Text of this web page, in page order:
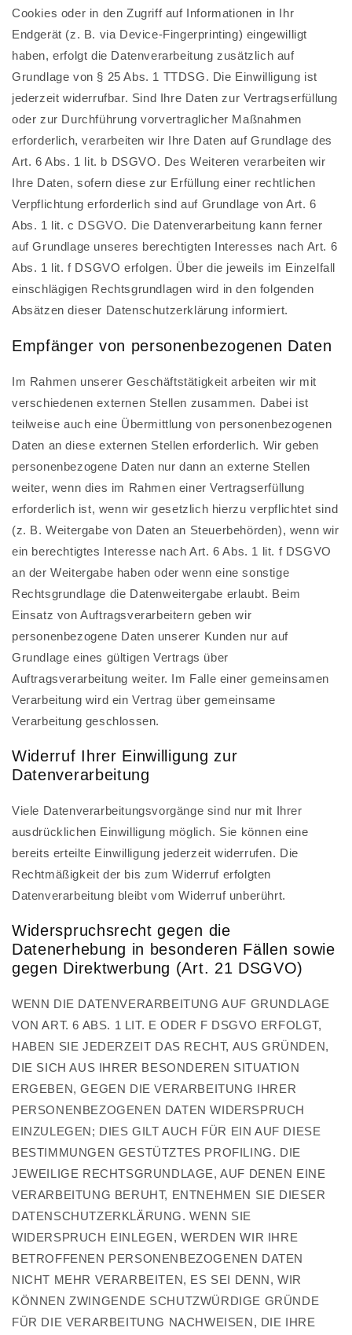
Cookies oder in den Zugriff auf Informationen in Ihr
Endgerät (z. B. via Device-Fingerprinting) eingewilligt
haben, erfolgt die Datenverarbeitung zusätzlich auf
Grundlage von § 25 Abs. 1 TTDSG. Die Einwilligung ist
jederzeit widerrufbar. Sind Ihre Daten zur Vertragserfüllung
oder zur Durchführung vorvertraglicher Maßnahmen
erforderlich, verarbeiten wir Ihre Daten auf Grundlage des
Art. 6 Abs. 1 lit. b DSGVO. Des Weiteren verarbeiten wir
Ihre Daten, sofern diese zur Erfüllung einer rechtlichen
Verpflichtung erforderlich sind auf Grundlage von Art. 6
Abs. 1 lit. c DSGVO. Die Datenverarbeitung kann ferner
auf Grundlage unseres berechtigten Interesses nach Art. 6
Abs. 1 lit. f DSGVO erfolgen. Über die jeweils im Einzelfall
einschlägigen Rechtsgrundlagen wird in den folgenden
Absätzen dieser Datenschutzerklärung informiert.
Empfänger von personenbezogenen Daten
Im Rahmen unserer Geschäftstätigkeit arbeiten wir mit
verschiedenen externen Stellen zusammen. Dabei ist
teilweise auch eine Übermittlung von personenbezogenen
Daten an diese externen Stellen erforderlich. Wir geben
personenbezogene Daten nur dann an externe Stellen
weiter, wenn dies im Rahmen einer Vertragserfüllung
erforderlich ist, wenn wir gesetzlich hierzu verpflichtet sind
(z. B. Weitergabe von Daten an Steuerbehörden), wenn wir
ein berechtigtes Interesse nach Art. 6 Abs. 1 lit. f DSGVO
an der Weitergabe haben oder wenn eine sonstige
Rechtsgrundlage die Datenweitergabe erlaubt. Beim
Einsatz von Auftragsverarbeitern geben wir
personenbezogene Daten unserer Kunden nur auf
Grundlage eines gültigen Vertrags über
Auftragsverarbeitung weiter. Im Falle einer gemeinsamen
Verarbeitung wird ein Vertrag über gemeinsame
Verarbeitung geschlossen.
Widerruf Ihrer Einwilligung zur
Datenverarbeitung
Viele Datenverarbeitungsvorgänge sind nur mit Ihrer
ausdrücklichen Einwilligung möglich. Sie können eine
bereits erteilte Einwilligung jederzeit widerrufen. Die
Rechtmäßigkeit der bis zum Widerruf erfolgten
Datenverarbeitung bleibt vom Widerruf unberührt.
Widerspruchsrecht gegen die
Datenerhebung in besonderen Fällen sowie
gegen Direktwerbung (Art. 21 DSGVO)
WENN DIE DATENVERARBEITUNG AUF GRUNDLAGE
VON ART. 6 ABS. 1 LIT. E ODER F DSGVO ERFOLGT,
HABEN SIE JEDERZEIT DAS RECHT, AUS GRÜNDEN,
DIE SICH AUS IHRER BESONDEREN SITUATION
ERGEBEN, GEGEN DIE VERARBEITUNG IHRER
PERSONENBEZOGENEN DATEN WIDERSPRUCH
EINZULEGEN; DIES GILT AUCH FÜR EIN AUF DIESE
BESTIMMUNGEN GESTÜTZTES PROFILING. DIE
JEWEILIGE RECHTSGRUNDLAGE, AUF DENEN EINE
VERARBEITUNG BERUHT, ENTNEHMEN SIE DIESER
DATENSCHUTZERKLÄRUNG. WENN SIE
WIDERSPRUCH EINLEGEN, WERDEN WIR IHRE
BETROFFENEN PERSONENBEZOGENEN DATEN
NICHT MEHR VERARBEITEN, ES SEI DENN, WIR
KÖNNEN ZWINGENDE SCHUTZWÜRDIGE GRÜNDE
FÜR DIE VERARBEITUNG NACHWEISEN, DIE IHRE